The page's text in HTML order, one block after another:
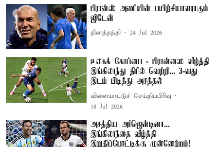
பிரான்ஸ் அணியின் பயிற்சியாளராகும்
ஜிடேன்
தினத்தந்தி 24 Jul 2026
உலகக் கோப்பை - பிரான்ஸை வீழ்த்தி
இங்கிலாந்து திரில் வெற்றி... 3-வது
இடம் பிடித்து அசத்தல்
விளையாட்டுச் செய்திப்பிரிவு
18 Jul 2026
அசத்திய அர்ஜென்டினா...
இங்கிலாந்தை வீழ்த்தி
இறுதிப்போட்டிக்கு முன்னேற்றம்!